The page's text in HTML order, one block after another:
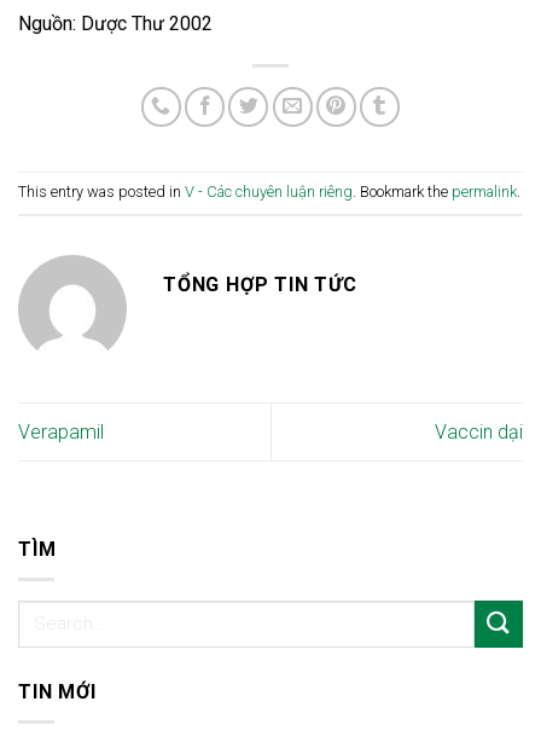
Nguồn: Dược Thư 2002
This entry was posted in V - Các chuyên luận riêng. Bookmark the permalink.
TỔNG HỢP TIN TỨC
Verapamil Vaccin dại
TÌM
TIN MỚI